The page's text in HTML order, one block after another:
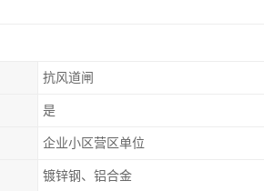
抗风道闸
是
企业小区营区单位
镀锌钢、铝合金